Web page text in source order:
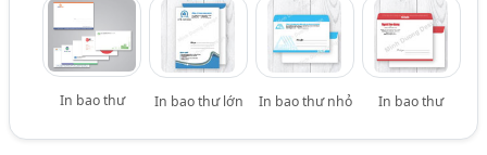
In bao thư In bao thư lớn In bao thư nhỏ In bao thư